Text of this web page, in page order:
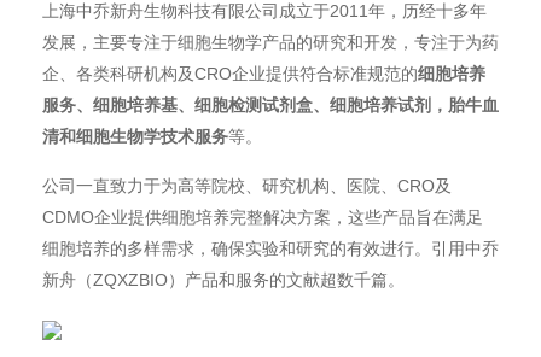
上海中乔新舟生物科技有限公司成立于2011年，历经十多年
发展，主要专注于细胞生物学产品的研究和开发，专注于为药
企、各类科研机构及CRO企业提供符合标准规范的细胞培养
服务、细胞培养基、细胞检测试剂盒、细胞培养试剂，胎牛血
清和细胞生物学技术服务等。
公司一直致力于为高等院校、研究机构、医院、CRO及
CDMO企业提供细胞培养完整解决方案，这些产品旨在满足
细胞培养的多样需求，确保实验和研究的有效进行。引用中乔
新舟（ZQXZBIO）产品和服务的文献超数千篇。